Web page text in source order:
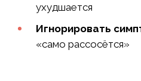
ухудшается
Игнорировать
«само рассосётся»